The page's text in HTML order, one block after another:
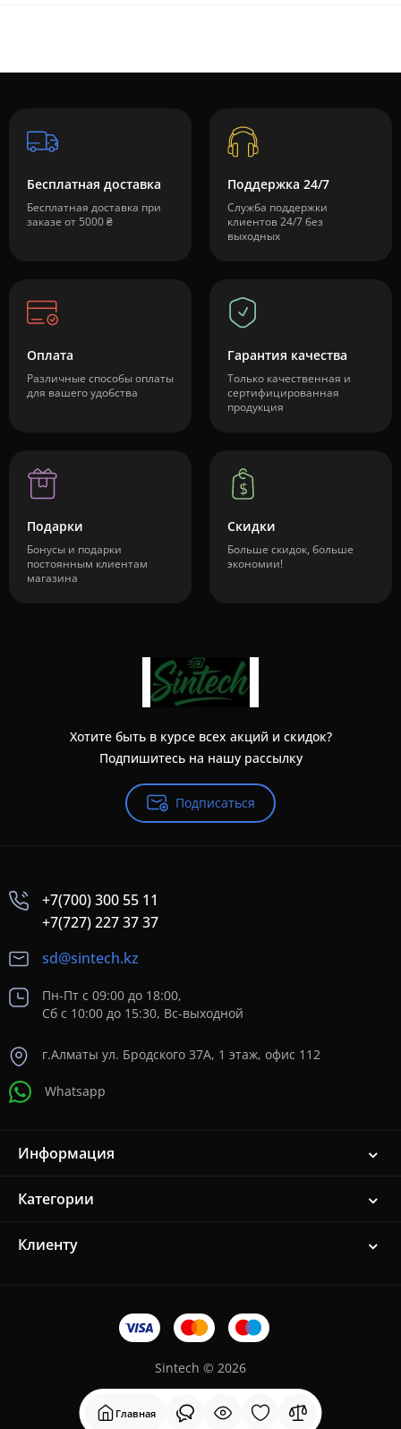
Главная
Бесплатная доставка
Бесплатная доставка при
заказе от 5000 ₴
Поддержка 24/7
Служба поддержки
клиентов 24/7 без
выходных
Оплата
Различные способы оплаты
для вашего удобства
Гарантия качества
Только качественная и
сертифицированная
продукция
Подарки
Бонусы и подарки
постоянным клиентам
магазина
Скидки
Больше скидок, больше
экономии!
Хотите быть в курсе всех акций и скидок?
Подпишитесь на нашу рассылку
Подписаться
+7(700) 300 55 11
+7(727) 227 37 37
sd@sintech.kz
Пн-Пт с 09:00 до 18:00,
Сб с 10:00 до 15:30, Вс-выходной
г.Алматы ул. Бродского 37A, 1 этаж, офис 112
Whatsapp
Информация
Категории
Клиенту
Sintech © 2026